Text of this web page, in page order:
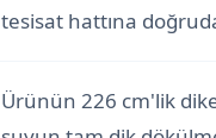
tesisat hattına
Ürünün 226 cm'lik